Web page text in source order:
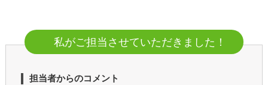
私がご担当させていただきました！
担当者からのコメント